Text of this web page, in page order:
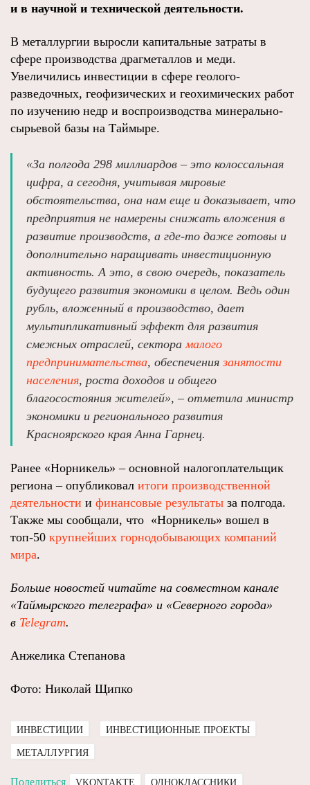
и в научной и технической деятельности.
В металлургии выросли капитальные затраты в
сфере производства драгметаллов и меди.
Увеличились инвестиции в сфере геолого-
разведочных, геофизических и геохимических работ
по изучению недр и воспроизводства минерально-
сырьевой базы на Таймыре.
«За полгода 298 миллиардов – это колоссальная
цифра, а сегодня, учитывая мировые
обстоятельства, она нам еще и доказывает, что
предприятия не намерены снижать вложения в
развитие производств, а где-то даже готовы и
дополнительно наращивать инвестиционную
активность. А это, в свою очередь, показатель
будущего развития экономики в целом. Ведь один
рубль, вложенный в производство, дает
мультипликативный эффект для развития
смежных отраслей, секторамалого
предпринимательства, обеспечения занятости
населения, роста доходов и общего
благосостояния жителей», – отметила министр
экономики и регионального развития
Красноярского края Анна Гарнец.
Ранее «Норникель» – основной налогоплательщик
региона – опубликовал итоги производственной
деятельности и финансовые результаты за полгода.
Также мы сообщали, что «Норникель» вошел в
топ-50 крупнейших горнодобывающих компаний
мира.
Больше новостей читайте на совместном канале
«Таймырского телеграфа» и «Северного города»
в Telegram.
Анжелика Степанова
Фото: Николай Щипко
ИНВЕСТИЦИИ ИНВЕСТИЦИОННЫЕ ПРОЕКТЫ
МЕТАЛЛУРГИЯ
Поделиться VKONTAKTE ОДНОКЛАССНИКИ